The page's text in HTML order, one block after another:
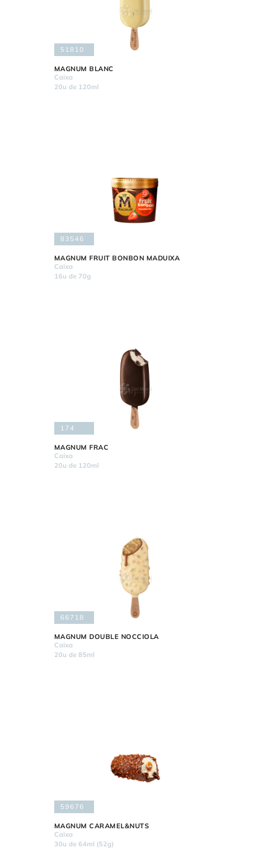
51810
MAGNUM BLANC
Caixa
20u de 120ml
83546
MAGNUM FRUIT BONBON MADUIXA
Caixa
16u de 70g
174
MAGNUM FRAC
Caixa
20u de 120ml
66718
MAGNUM DOUBLE NOCCIOLA
Caixa
20u de 85ml
59676
MAGNUM CARAMEL&NUTS
Caixa
30u de 64ml (52g)